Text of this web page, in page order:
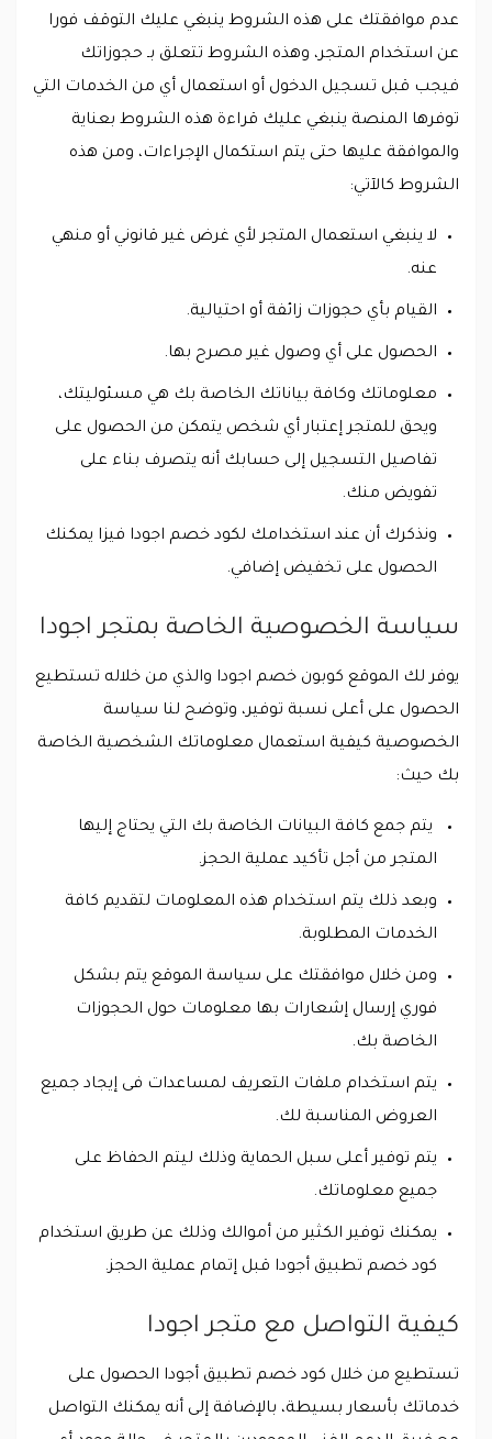
عدم موافقتك على هذه الشروط ينبغي عليك التوقف فورا
عن استخدام المتجر، وهذه الشروط تتعلق بـ حجوزاتك
فيجب قبل تسجيل الدخول أو استعمال أي من الخدمات التي
توفرها المنصة ينبغي عليك قراءة هذه الشروط بعناية
والموافقة عليها حتى يتم استكمال الإجراءات، ومن هذه
الشروط كالآتي:
لا ينبغي استعمال المتجر لأي غرض غير قانوني أو منهي
عنه.
القيام بأي حجوزات زائفة أو احتيالية.
الحصول على أي وصول غير مصرح بها.
معلوماتك وكافة بياناتك الخاصة بك هي مسئوليتك،
ويحق للمتجر إعتبار أي شخص يتمكن من الحصول على
تفاصيل التسجيل إلى حسابك أنه يتصرف بناء على
تفويض منك.
ونذكرك أن عند استخدامك لكود خصم اجودا فيزا يمكنك
الحصول على تخفيض إضافي.
سياسة الخصوصية الخاصة بمتجر اجودا
يوفر لك الموقع كوبون خصم اجودا والذي من خلاله تستطيع
الحصول على أعلى نسبة توفير، وتوضح لنا سياسة
الخصوصية كيفية استعمال معلوماتك الشخصية الخاصة
بك حيث:
يتم جمع كافة البيانات الخاصة بك التي يحتاج إليها
المتجر من أجل تأكيد عملية الحجز.
وبعد ذلك يتم استخدام هذه المعلومات لتقديم كافة
الخدمات المطلوبة.
ومن خلال موافقتك على سياسة الموقع يتم بشكل
فوري إرسال إشعارات بها معلومات حول الحجوزات
الخاصة بك.
يتم استخدام ملفات التعريف لمساعدات فى إيجاد جميع
العروض المناسبة لك.
يتم توفير أعلى سبل الحماية وذلك ليتم الحفاظ على
جميع معلوماتك.
يمكنك توفير الكثير من أموالك وذلك عن طريق استخدام
كود خصم تطبيق أجودا قبل إتمام عملية الحجز.
كيفية التواصل مع متجر اجودا
تستطيع من خلال كود خصم تطبيق أجودا الحصول على
خدماتك بأسعار بسيطة، بالإضافة إلى أنه يمكنك التواصل